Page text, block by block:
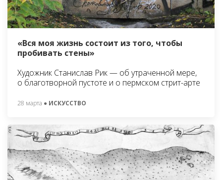
«Вся моя жизнь состоит из того, чтобы
пробивать стены»
Художник Станислав Рик — об утраченной мере,
о благотворной пустоте и о пермском стрит-арте
28 марта ● ИСКУССТВО